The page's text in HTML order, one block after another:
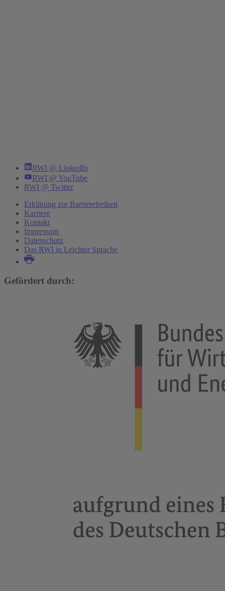
RWI @ LinkedIn
RWI @ YouTube
RWI @ Twitter
Erklärung zur Barrierefreiheit
Karriere
Kontakt
Impressum
Datenschutz
Das RWI in Leichter Sprache
Gefördert durch: